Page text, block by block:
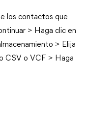
los contactos que
> Haga clic en
> Elija
CSV o VCF > Haga